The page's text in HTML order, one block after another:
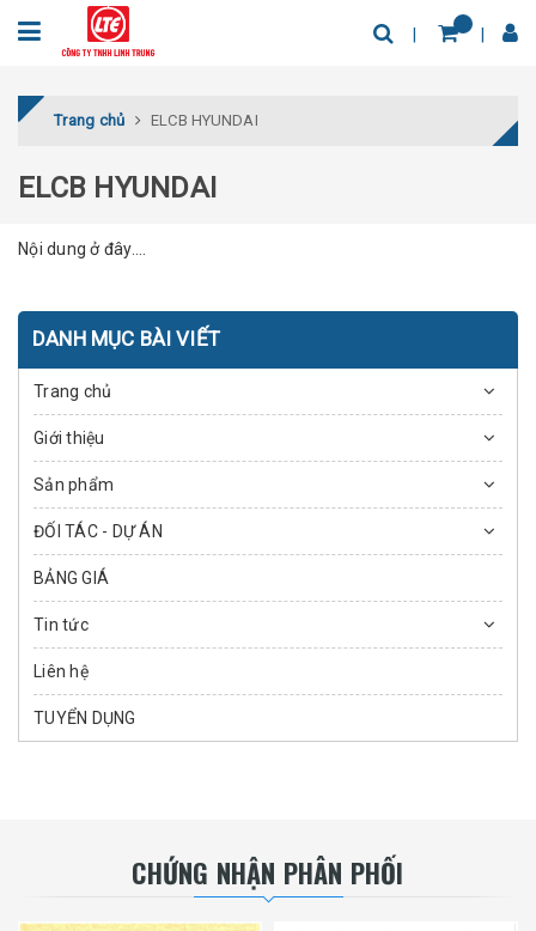
Trang chủ ELCB HYUNDAI
ELCB HYUNDAI
Nội dung ở đây....
DANH MỤC BÀI VIẾT
Trang chủ
Giới thiệu
Sản phẩm
ĐỐI TÁC - DỰ ÁN
BẢNG GIÁ
Tin tức
Liên hệ
TUYỂN DỤNG
CHỨNG NHẬN PHÂN PHỐI